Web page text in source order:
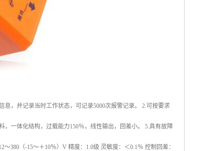
，并记录当时工作状态，可记录5000次报警记录。 2.可按要求
一体化结构，过载能力150％，线性输出，回差小。 5.具有故障
380（-15～＋10％）V 精度：1.0级 灵敏度：＜0.1％ 控制回差：